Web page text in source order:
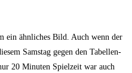
ein ähn­li­ches Bild. Auch wenn der
Sams­tag gegen den Tabel­len­
20 Minu­ten Spiel­zeit war auch